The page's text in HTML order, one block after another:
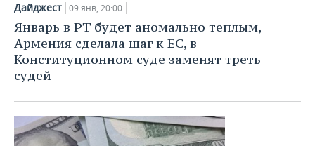
Дайджест 09 янв, 20:00
Январь в РТ будет аномально теплым,
Армения сделала шаг к ЕС, в
Конституционном суде заменят треть
судей